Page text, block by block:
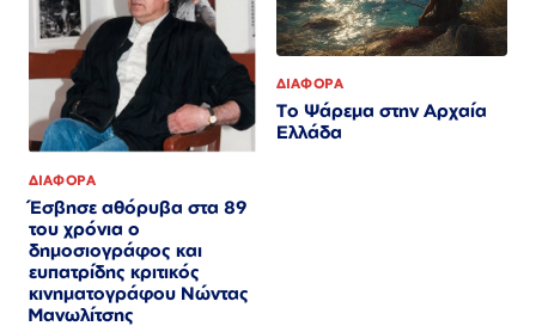
ΔΙΑΦΟΡΑ
Έσβησε αθόρυβα στα 89
του χρόνια ο
δημοσιογράφος και
ευπατρίδης κριτικός
κινηματογράφου Νώντας
Μανωλίτσης
ΔΙΑΦΟΡΑ
Το Ψάρεμα στην Αρχαία
Ελλάδα